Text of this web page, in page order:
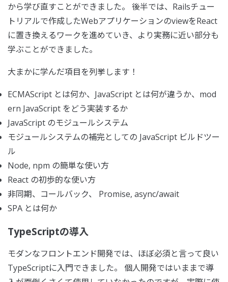
から学び直すことができました。 後半では、Railsチュー
トリアルで作成したWebアプリケーションのviewをReact
に置き換えるワークを進めていき、より実務に近い部分も
学ぶことができました。
大まかに学んだ項目を列挙します！
ECMAScript とは何か、JavaScript とは何が違うか、mod
ern JavaScript をどう実装するか
JavaScript のモジュールシステム
モジュールシステムの補完としての JavaScript ビルドツー
ル
Node, npm の簡単な使い方
React の初歩的な使い方
非同期、コールバック、 Promise, async/await
SPA とは何か
TypeScriptの導入
モダンなフロントエンド開発では、ほぼ必須と言って良い
TypeScriptに入門できました。 個人開発ではいままで導